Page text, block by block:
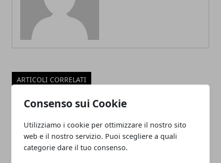
Consenso sui Cookie
Utilizziamo i cookie per ottimizzare il nostro sito
web e il nostro servizio. Puoi scegliere a quali
categorie dare il tuo consenso.
ARTICOLI CORRELATI